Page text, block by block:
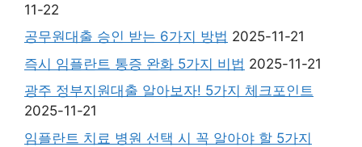
11-22
공무원대출 승인 받는 6가지 방법 2025-11-21
즉시 임플란트 통증 완화 5가지 비법 2025-11-21
광주 정부지원대출 알아보자! 5가지 체크포인트
2025-11-21
임플란트 치료 병원 선택 시 꼭 알아야 할 5가지